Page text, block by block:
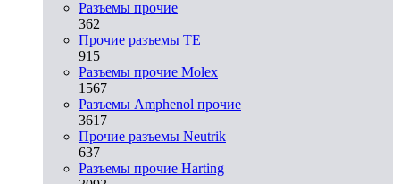
Разъeмы прочие
362
Прочие разъемы TE
915
Разъемы прочие Molex
1567
Разъемы Amphenol прочие
3617
Прочие разъемы Neutrik
637
Разъемы прочие Harting